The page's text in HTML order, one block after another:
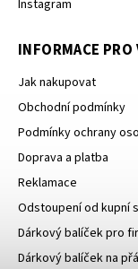
Instagram
INFORMACE PRO
Jak nakupovat
Obchodní podmínky
Podmínky ochrany
Doprava a platba
Reklamace
Odstoupení od kupní
Dárkový balíček pro
Dárkový balíček na